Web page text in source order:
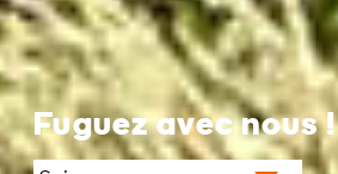
Fuguez avec nous !